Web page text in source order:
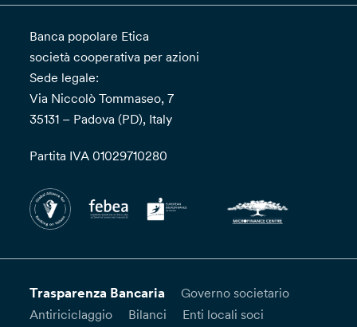
Banca popolare Etica
società cooperativa per azioni
Sede legale:
Via Niccolò Tommaseo, 7
35131 – Padova (PD), Italy
Partita IVA 01029710280
Trasparenza Bancaria
Governo societario
Antiriciclaggio
Bilanci
Enti locali soci